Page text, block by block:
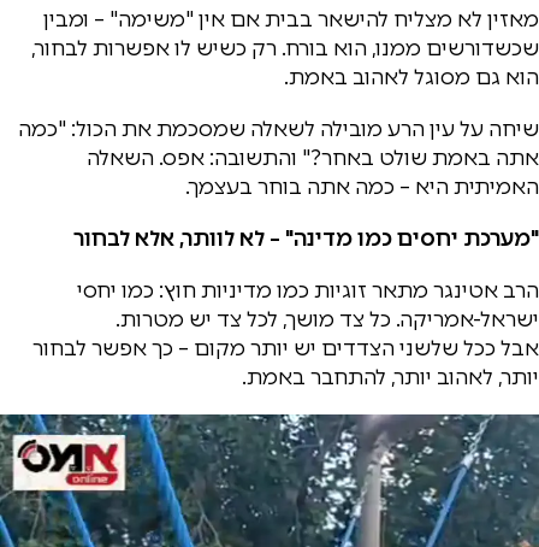
מאזין לא מצליח להישאר בבית אם אין "משימה" – ומבין
שכשדורשים ממנו, הוא בורח. רק כשיש לו אפשרות לבחור,
הוא גם מסוגל לאהוב באמת.
שיחה על עין הרע מובילה לשאלה שמסכמת את הכול: "כמה
אתה באמת שולט באחר?" והתשובה: אפס. השאלה
האמיתית היא – כמה אתה בוחר בעצמך.
"מערכת יחסים כמו מדינה" – לא לוותר, אלא לבחור
הרב אטינגר מתאר זוגיות כמו מדיניות חוץ: כמו יחסי
ישראל-אמריקה. כל צד מושך, לכל צד יש מטרות.
אבל ככל שלשני הצדדים יש יותר מקום – כך אפשר לבחור
יותר, לאהוב יותר, להתחבר באמת.